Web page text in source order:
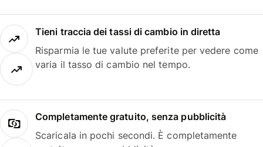
Tieni traccia dei tassi di cambio in diretta
Risparmia le tue valute preferite per vedere come
varia il tasso di cambio nel tempo.
Completamente gratuito, senza pubblicità
Scaricala in pochi secondi. È completamente